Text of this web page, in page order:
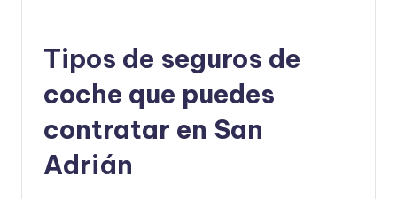
Tipos de seguros de
coche que puedes
contratar en San
Adrián